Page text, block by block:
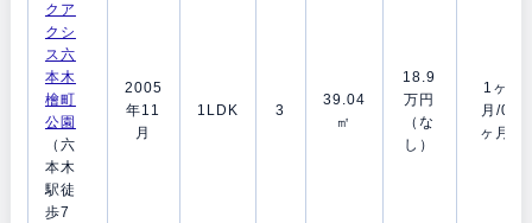
クア
クシ
ス六
本木
檜町
公園
（六
本木
駅徒
歩7
2005
年11
月
1LDK 3
39.04
㎡
18.9
万円
（な
し）
1ヶ
月/0
ヶ月